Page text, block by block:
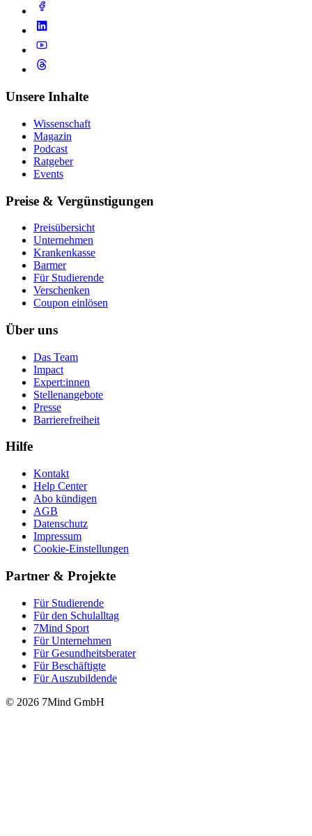
Unsere Inhalte
Wissenschaft
Magazin
Podcast
Ratgeber
Events
Preise & Vergünstigungen
Preisübersicht
Unternehmen
Krankenkasse
Barmer
Für Studierende
Ver­schen­ken
Coupon einlösen
Über uns
Das Team
Impact
Expert:innen
Stellenangebote
Presse
Barrierefreiheit
Hilfe
Kontakt
Help Center
Abo kündigen
AGB
Datenschutz
Impressum
Cookie-Einstellungen
Partner & Projekte
Für Stu­die­rende
Für den Schulalltag
7Mind Sport
Für Unter­neh­men
Für Gesund­heits­be­ra­ter
Für Beschäftigte
Für Auszubildende
© 2026 7Mind GmbH